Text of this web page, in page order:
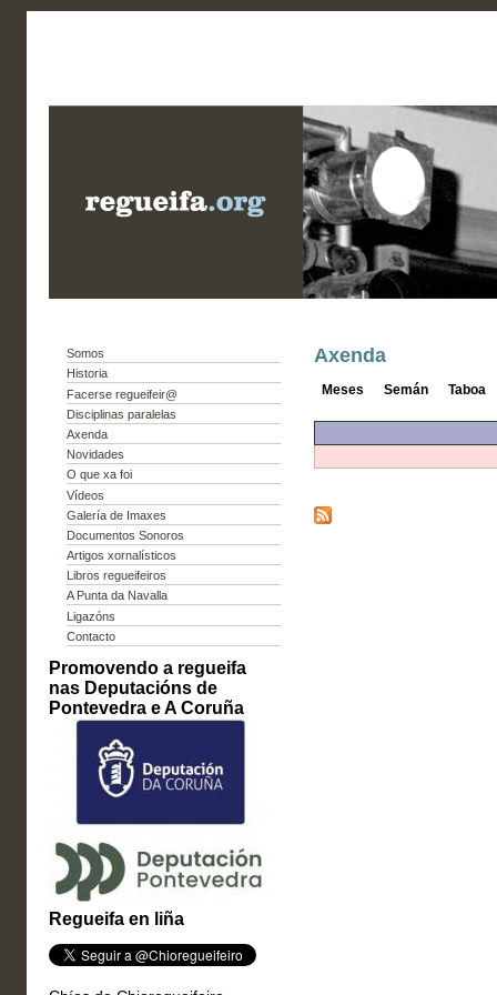
Somos
Historia
Facerse regueifeir@
Disciplinas paralelas
Axenda
Novidades
O que xa foi
Vídeos
Galería de Imaxes
Documentos Sonoros
Artigos xornalísticos
Libros regueifeiros
A Punta da Navalla
Ligazóns
Contacto
Promovendo a regueifa
nas Deputacións de
Pontevedra e A Coruña
Regueifa en liña
Axenda
Meses Semán Taboa